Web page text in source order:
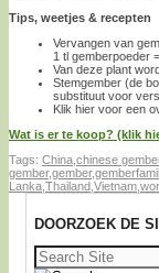
Tips, weetjes & recepten
Vervangen van
1 tl gemberpoeder
Van deze plant
Stemgember (de
substituut voor
Klik hier voor een
Wat is er te koop? (klik
Tags: China chinese
gember,gember,
Lanka Thailand Vietnam
DOORZOEK DE
Zoeken
naar: